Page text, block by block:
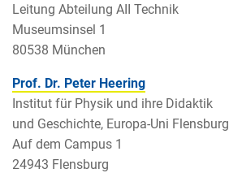
Leitung Abteilung AII Technik
Museumsinsel 1
80538 München
Prof. Dr. Peter Heering
Institut für Physik und ihre Didaktik
und Geschichte, Europa-Uni Flensburg
Auf dem Campus 1
24943 Flensburg